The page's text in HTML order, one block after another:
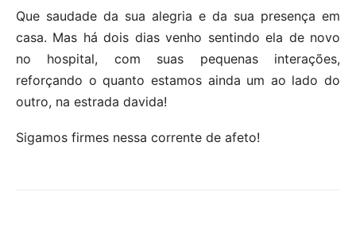
Que saudade da sua alegria e da sua presença em
casa. Mas há dois dias venho sentindo ela de novo
no hospital, com suas pequenas interações,
reforçando o quanto estamos ainda um ao lado do
outro, na estrada davida!
Sigamos firmes nessa corrente de afeto!